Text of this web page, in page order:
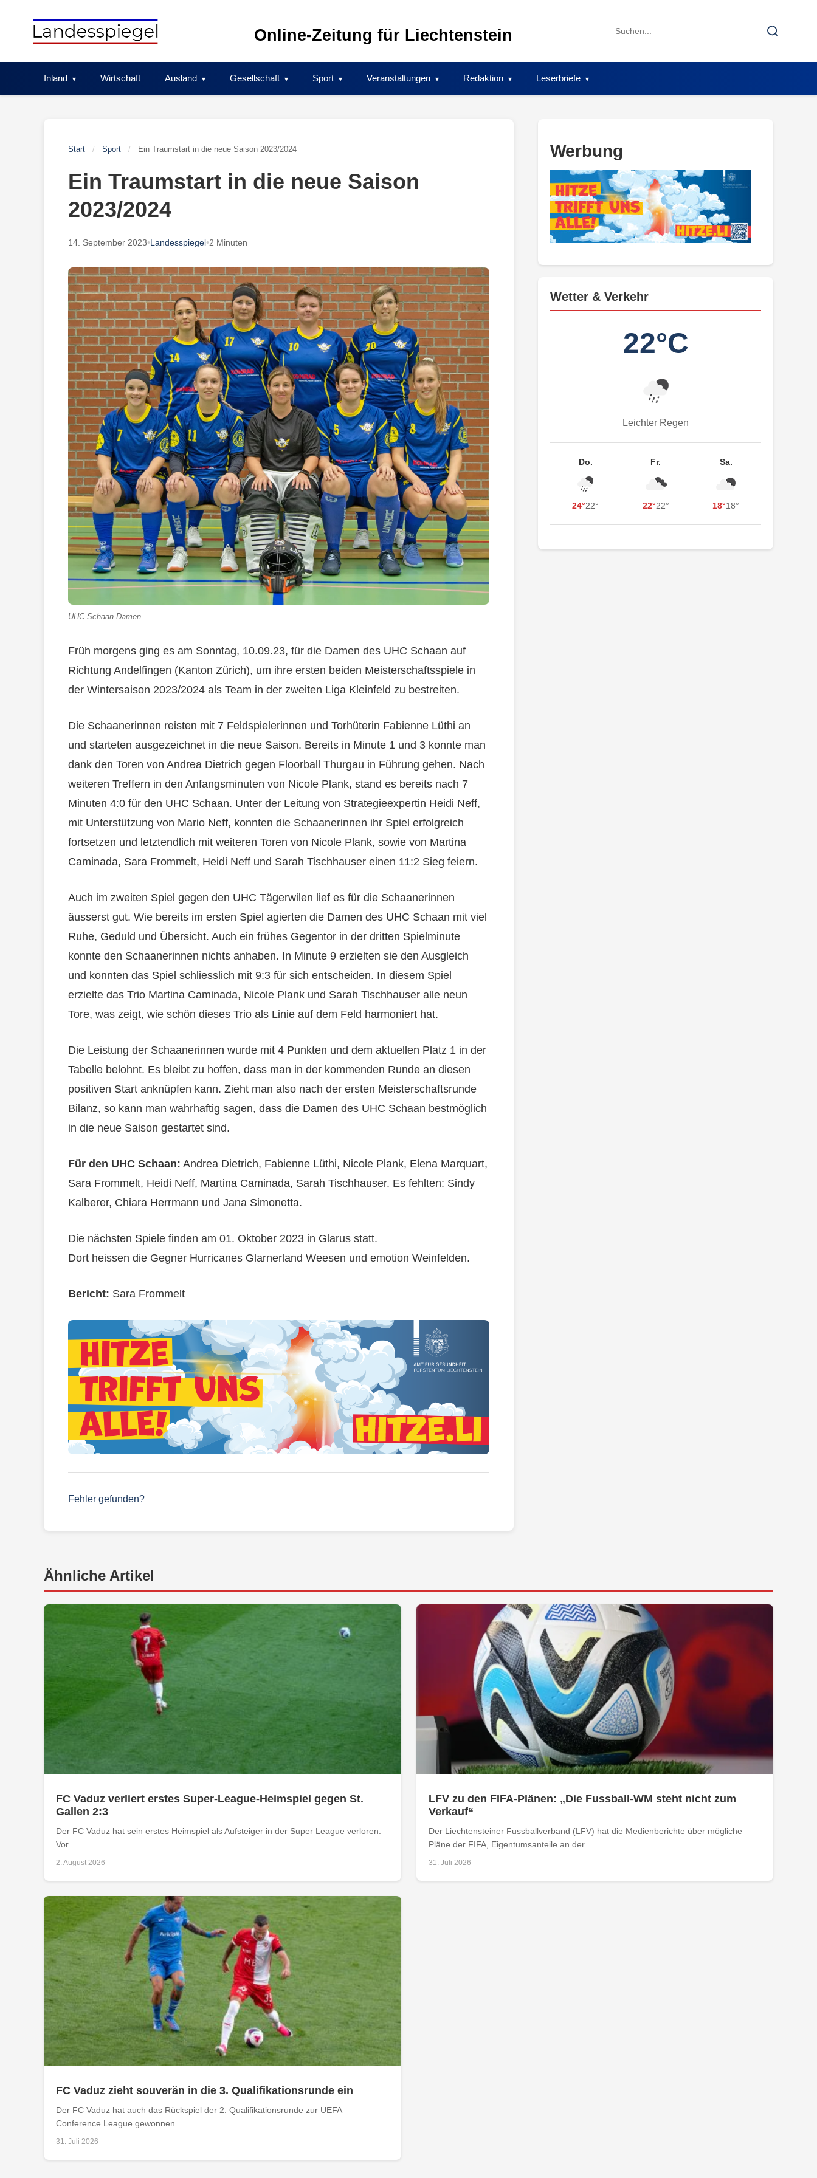
Online-Zeitung für Liechtenstein
Search
Search
Inland Wirtschaft Ausland Gesellschaft Sport Veranstaltungen Redaktion Leserbriefe
Start / Sport / Ein Traumstart in die neue Saison 2023/2024
Ein Traumstart in die neue Saison
2023/2024
14. September 2023•Landesspiegel•2 Minuten
UHC Schaan Damen
Früh morgens ging es am Sonntag, 10.09.23, für die Damen des UHC Schaan auf
Richtung Andelfingen (Kanton Zürich), um ihre ersten beiden Meisterschaftsspiele in
der Wintersaison 2023/2024 als Team in der zweiten Liga Kleinfeld zu bestreiten.
Die Schaanerinnen reisten mit 7 Feldspielerinnen und Torhüterin Fabienne Lüthi an
und starteten ausgezeichnet in die neue Saison. Bereits in Minute 1 und 3 konnte man
dank den Toren von Andrea Dietrich gegen Floorball Thurgau in Führung gehen. Nach
weiteren Treffern in den Anfangsminuten von Nicole Plank, stand es bereits nach 7
Minuten 4:0 für den UHC Schaan. Unter der Leitung von Strategieexpertin Heidi Neff,
mit Unterstützung von Mario Neff, konnten die Schaanerinnen ihr Spiel erfolgreich
fortsetzen und letztendlich mit weiteren Toren von Nicole Plank, sowie von Martina
Caminada, Sara Frommelt, Heidi Neff und Sarah Tischhauser einen 11:2 Sieg feiern.
Auch im zweiten Spiel gegen den UHC Tägerwilen lief es für die Schaanerinnen
äusserst gut. Wie bereits im ersten Spiel agierten die Damen des UHC Schaan mit viel
Ruhe, Geduld und Übersicht. Auch ein frühes Gegentor in der dritten Spielminute
konnte den Schaanerinnen nichts anhaben. In Minute 9 erzielten sie den Ausgleich
und konnten das Spiel schliesslich mit 9:3 für sich entscheiden. In diesem Spiel
erzielte das Trio Martina Caminada, Nicole Plank und Sarah Tischhauser alle neun
Tore, was zeigt, wie schön dieses Trio als Linie auf dem Feld harmoniert hat.
Die Leistung der Schaanerinnen wurde mit 4 Punkten und dem aktuellen Platz 1 in der
Tabelle belohnt. Es bleibt zu hoffen, dass man in der kommenden Runde an diesen
positiven Start anknüpfen kann. Zieht man also nach der ersten Meisterschaftsrunde
Bilanz, so kann man wahrhaftig sagen, dass die Damen des UHC Schaan bestmöglich
in die neue Saison gestartet sind.
Für den UHC Schaan: Andrea Dietrich, Fabienne Lüthi, Nicole Plank, Elena Marquart,
Sara Frommelt, Heidi Neff, Martina Caminada, Sarah Tischhauser. Es fehlten: Sindy
Kalberer, Chiara Herrmann und Jana Simonetta.
Die nächsten Spiele finden am 01. Oktober 2023 in Glarus statt.
Dort heissen die Gegner Hurricanes Glarnerland Weesen und emotion Weinfelden.
Bericht: Sara Frommelt
Fehler gefunden?
Werbung
Wetter & Verkehr
22°C
Leichter Regen
Do.
24°22°
Fr.
22°22°
Sa.
18°18°
Ähnliche Artikel
FC Vaduz verliert erstes Super-League-Heimspiel gegen St.
Gallen 2:3
Der FC Vaduz hat sein erstes Heimspiel als Aufsteiger in der Super League verloren.
Vor...
2. August 2026
LFV zu den FIFA-Plänen: „Die Fussball-WM steht nicht zum
Verkauf“
Der Liechtensteiner Fussballverband (LFV) hat die Medienberichte über mögliche
Pläne der FIFA, Eigentumsanteile an der...
31. Juli 2026
FC Vaduz zieht souverän in die 3. Qualifikationsrunde ein
Der FC Vaduz hat auch das Rückspiel der 2. Qualifikationsrunde zur UEFA
Conference League gewonnen....
31. Juli 2026